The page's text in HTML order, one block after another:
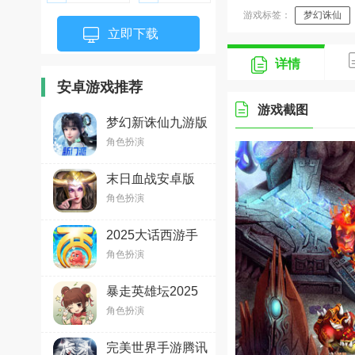
立即下载
安卓游戏推荐
梦幻新诛仙九游版
v1.211.833 安卓版
角色扮演
末日血战安卓版
v1.11.123最新版
角色扮演
2025大话西游手
游安卓版2.1.340
最新版
角色扮演
暴走英雄坛2025
官方最新版v3.1.2
安卓版
角色扮演
完美世界手游腾讯
游戏标签：
梦幻诛仙
详情
游戏截图